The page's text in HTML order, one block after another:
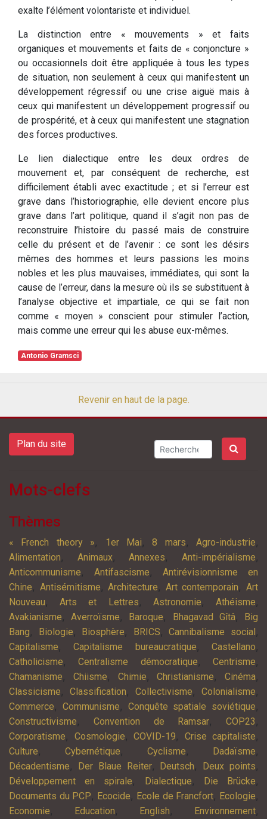
exalte l’élément volontariste et individuel.
La distinction entre « mouvements » et faits
organiques et mouvements et faits de « conjoncture »
ou occasionnels doit être appliquée à tous les types
de situation, non seulement à ceux qui manifestent un
développement régressif ou une crise aiguë mais à
ceux qui manifestent un développement progressif ou
de prospérité, et à ceux qui manifestent une stagnation
des forces productives.
Le lien dialectique entre les deux ordres de
mouvement et, par conséquent de recherche, est
difficilement établi avec exactitude ; et si l’erreur est
grave dans l’historiographie, elle devient encore plus
grave dans l’art politique, quand il s’agit non pas de
reconstruire l’histoire du passé mais de construire
celle du présent et de l’avenir : ce sont les désirs
mêmes des hommes et leurs passions les moins
nobles et les plus mauvaises, immédiates, qui sont la
cause de l’erreur, dans la mesure où ils se substituent à
l’analyse objective et impartiale, ce qui se fait non
comme « moyen » conscient pour stimuler l’action,
mais comme une erreur qui les abuse eux-mêmes.
Antonio Gramsci
Revenir en haut de la page.
Plan du site
Mots-clefs
Thèmes
« French theory », 1er Mai,8 mars, Agro-industrie,
Alimentation, Animaux,Annexes,Anti-impérialisme,
Anticommunisme, Antifascisme, Antirévisionnisme en
Chine, Antisémitisme,Architecture, Art contemporain,Art
Nouveau,Arts et Lettres, Astronomie,Athéisme,
Avakianisme,Averroïsme, Baroque, Bhagavad Gîtâ,
Big
Bang, Biologie, Biosphère, BRICS,Cannibalisme social ,
Capitalisme,Capitalisme bureaucratique,Castellano,
Catholicisme,Centralisme démocratique,Centrisme,
Chamanisme, Chiisme, Chimie,Christianisme, Cinéma,
Classicisme, Classification, Collectivisme, Colonialisme,
Commerce, Communisme, Conquête spatiale soviétique,
Constructivisme, Convention de Ramsar, COP23 ,
Corporatisme, Cosmologie, COVID-19, Crise capitaliste,
Culture, Cybernétique, Cyclisme, Dadaïsme,
Décadentisme, Der Blaue Reiter, Deutsch, Deux points,
Développement en spirale, Dialectique, Die Brücke,
Documents du PCP, Ecocide, Ecole de Francfort, Ecologie,
Economie, Education, English, Environnement,